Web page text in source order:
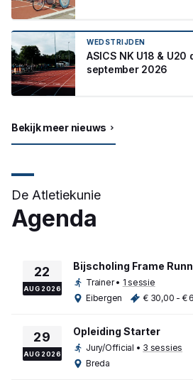
WEDSTRIJDEN
ASICS NK U18 &
september 2026
Bekijk meer nieuws
De Atletiekunie
Agenda
22
AUG 2026
Bijscholing Frame
Trainer • 1 sessie
Eibergen
€ 30,00 - €
29
AUG 2026
Opleiding Starter
Jury/Official • 3 sessies
Breda